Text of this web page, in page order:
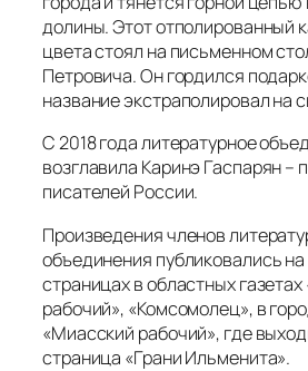
долины. Этот отполированный
цвета стоял на письменном
Петровича. Он гордился
название экстраполировал на
С 2018 года литературное
возглавила Каринэ Гаспарян –
писателей России.
Произведения членов
объединения публиковались
страницах в областных
рабочий», «Комсомолец», в
«Миасский рабочий», где
страница «Грани Ильменита».